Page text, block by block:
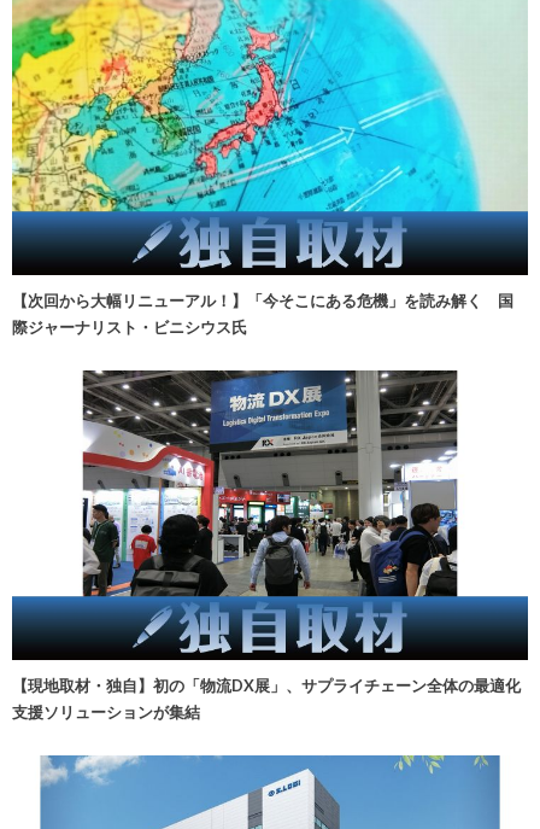
【次回から大幅リニューアル！】「今そこにある危機」を読み解く 国
際ジャーナリスト・ビニシウス氏
【現地取材・独自】初の「物流DX展」、サプライチェーン全体の最適化
支援ソリューションが集結